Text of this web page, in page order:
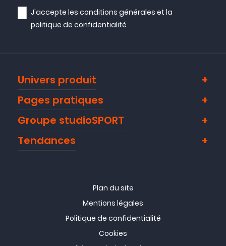
J'accepte lesconditions générales et la
politique de confidentialité
Univers produit
Pages pratiques
Groupe studioSPORT
Tendances
Plan du site
Mentions légales
Politique de confidentialité
Cookies